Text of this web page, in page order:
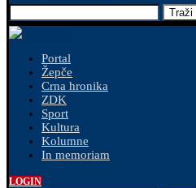
Traži
Portal
Žepče
Crna hronika
ZDK
Sport
Kultura
Kolumne
In memoriam
LOGIN